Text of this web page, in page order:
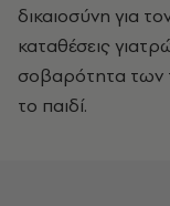
δικαιοσύνη για
καταθέσεις
σοβαρότητα των
το παιδί.